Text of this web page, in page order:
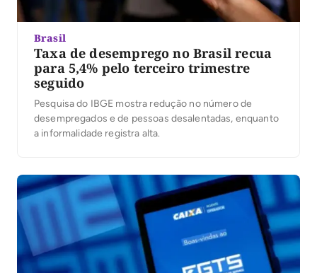
Brasil
Taxa de desemprego no Brasil recua
para 5,4% pelo terceiro trimestre
seguido
Pesquisa do IBGE mostra redução no número de
desempregados e de pessoas desalentadas, enquanto
a informalidade registra alta.